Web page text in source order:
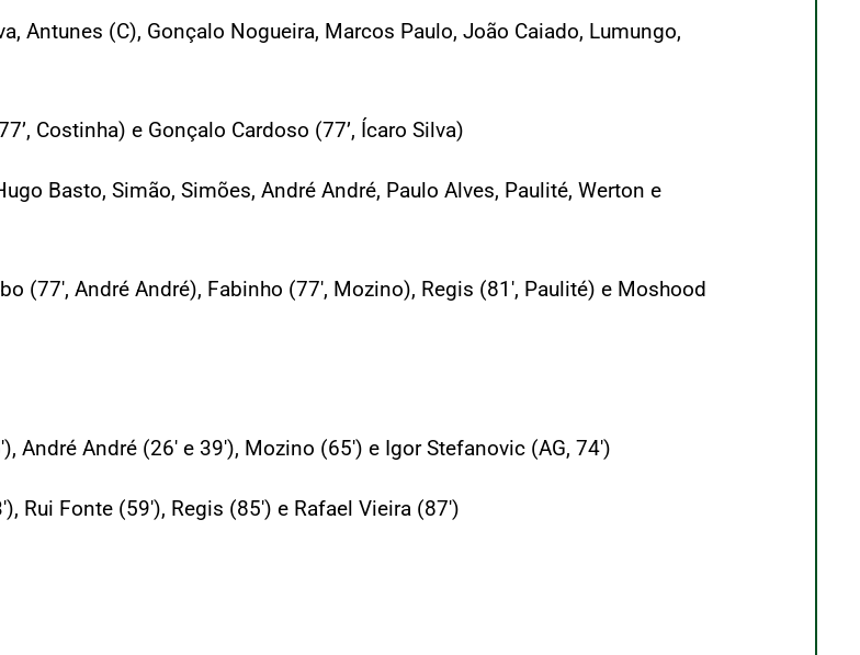
Antunes (C), Gonçalo Nogueira, Marcos Paulo, João Caiado, Lumungo,
Costinha) e Gonçalo Cardoso (77’, Ícaro Silva)
Basto, Simão, Simões, André André, Paulo Alves, Paulité, Werton e
(77′, André André), Fabinho (77′, Mozino), Regis (81′, Paulité) e Moshood
André André (26′ e 39′), Mozino (65′) e Igor Stefanovic (AG, 74′)
Rui Fonte (59′), Regis (85′) e Rafael Vieira (87′)